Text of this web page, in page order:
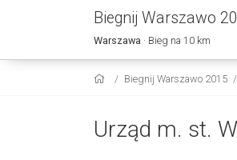
Biegnij Warszawo
Warszawa · Bieg na 10 km
Biegnij Warszawo 2015
Urząd m. st.